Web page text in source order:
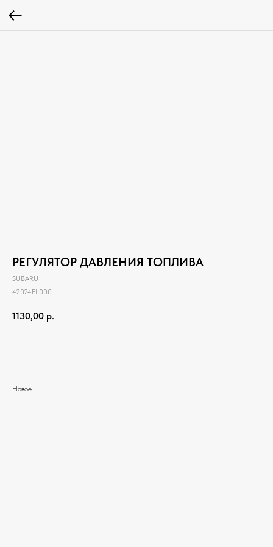
РЕГУЛЯТОР ДАВЛЕНИЯ ТОПЛИВА
SUBARU
42024FL000
1130,00 р.
Новое